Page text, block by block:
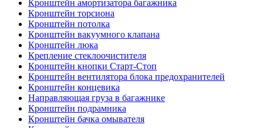
Кронштейн амортизатора багажника
Кронштейн торсиона
Кронштейн потолка
Кронштейн вакуумного клапана
Кронштейн люка
Крепление стеклоочистителя
Кронштейн кнопки Старт-Стоп
Кронштейн вентилятора блока предохранителей
Кронштейн концевика
Направляющая груза в багажнике
Кронштейн подрамника
Кронштейн бачка омывателя